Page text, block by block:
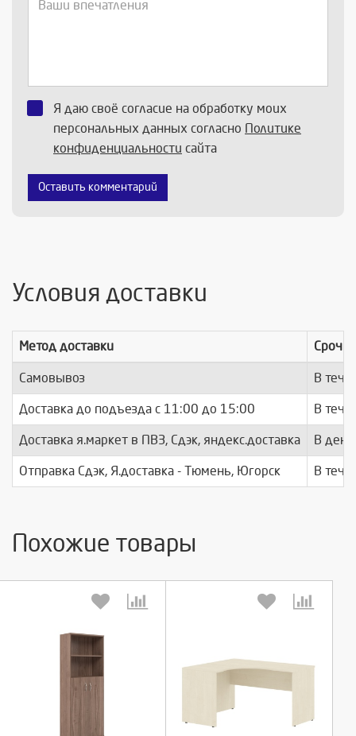
Я даю своё согласие на обработку моих
персональных данных согласно Политике
конфиденциальности сайта
Оставить комментарий
Условия доставки
Метод доставки
Самовывоз В
Доставка до подъезда c 11:00 до 15:00 В
Доставка я.маркет в ПВЗ, Сдэк, яндекс.доставка В день
Отправка Сдэк, Я.доставка - Тюмень, Югорск В
Похожие товары
Выберите количество: